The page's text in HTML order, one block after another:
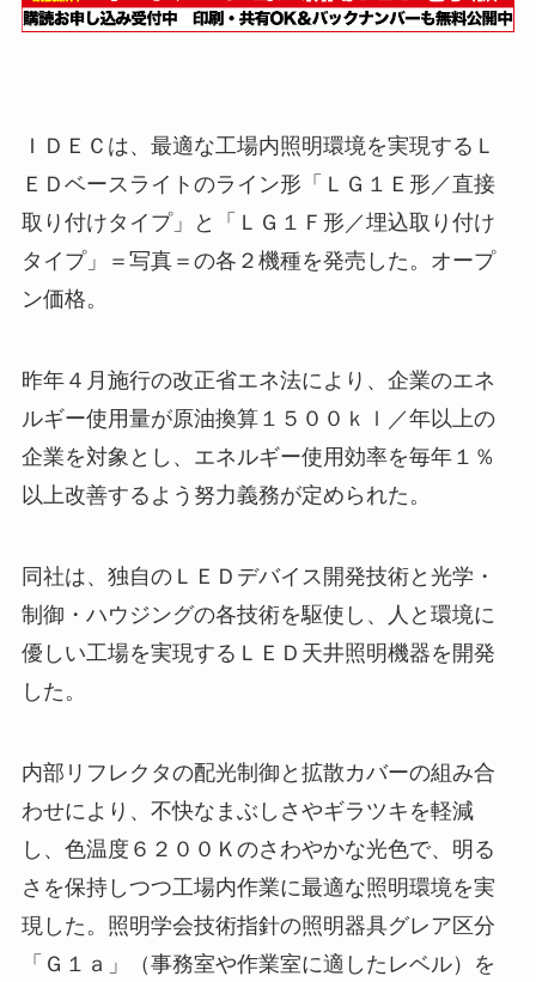
ＩＤＥＣは、最適な工場内照明環境を実現するＬ
ＥＤベースライトのライン形「ＬＧ１Ｅ形／直接
取り付けタイプ」と「ＬＧ１Ｆ形／埋込取り付け
タイプ」＝写真＝の各２機種を発売した。オープ
ン価格。
昨年４月施行の改正省エネ法により、企業のエネ
ルギー使用量が原油換算１５００ｋｌ／年以上の
企業を対象とし、エネルギー使用効率を毎年１％
以上改善するよう努力義務が定められた。
同社は、独自のＬＥＤデバイス開発技術と光学・
制御・ハウジングの各技術を駆使し、人と環境に
優しい工場を実現するＬＥＤ天井照明機器を開発
した。
内部リフレクタの配光制御と拡散カバーの組み合
わせにより、不快なまぶしさやギラツキを軽減
し、色温度６２００Ｋのさわやかな光色で、明る
さを保持しつつ工場内作業に最適な照明環境を実
現した。照明学会技術指針の照明器具グレア区分
「Ｇ１ａ」（事務室や作業室に適したレベル）を